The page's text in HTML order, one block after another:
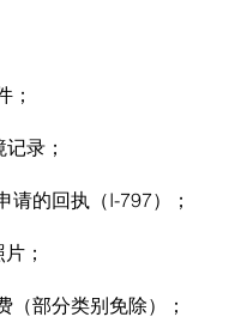
；
录；
请的回执（I-797）；
；
（部分类别免除）；